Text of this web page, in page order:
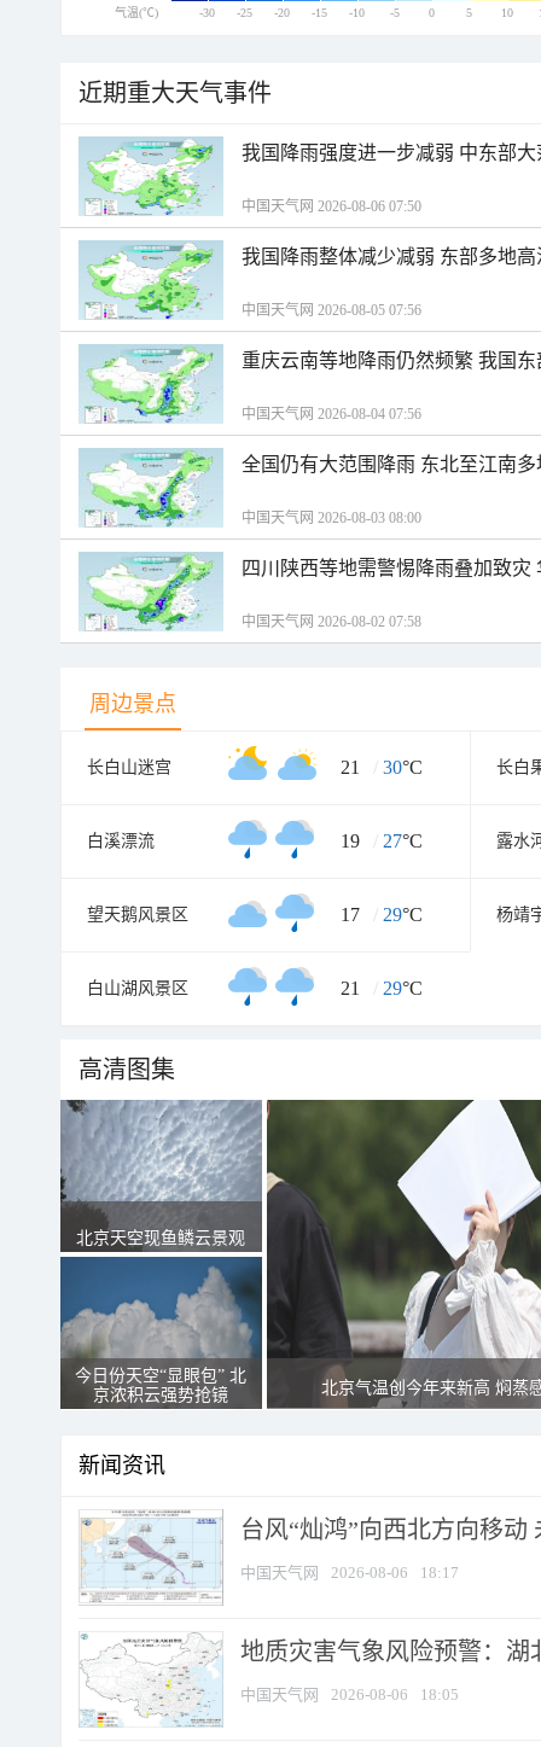
气温(℃) -30 -25 -20 -15 -10 -5 0 5 10
近期重大天气事件
我国降雨强度进一步减弱 中东部
中国天气网 2026-08-06 07:50
我国降雨整体减少减弱 东部多地
中国天气网 2026-08-05 07:56
重庆云南等地降雨仍然频繁 我国
中国天气网 2026-08-04 07:56
全国仍有大范围降雨 东北至江南
中国天气网 2026-08-03 08:00
四川陕西等地需警惕降雨叠加致
中国天气网 2026-08-02 07:58
周边景点
长白山迷宫 21 / 30°C
白溪漂流 19 / 27°C
望天鹅风景区 17 / 29°C 杨靖
白山湖风景区 21 / 29°C
高清图集
北京天空现鱼鳞云景观
今日份天空“显眼包” 北
京浓积云强势抢镜
北京气温创今年来新高 焖蒸
新闻资讯
台风“灿鸿”向西北方向移动
中国天气网 2026-08-06 18:17
地质灾害气象风险预警：湖
中国天气网 2026-08-06 18:05